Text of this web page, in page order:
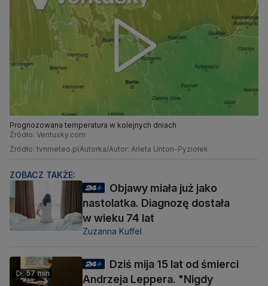
Prognozowana temperatura w kolejnych dniach
Źródło: Ventusky.com
Źródło: tvnmeteo.pl Autorka/Autor: Arleta Unton-Pyziołek
ZOBACZ TAKŻE:
Objawy miała już jako
nastolatka. Diagnozę dostała
w wieku 74 lat
Zuzanna Kuffel
57 min
Dziś mija 15 lat od śmierci
Andrzeja Leppera. "Nigdy